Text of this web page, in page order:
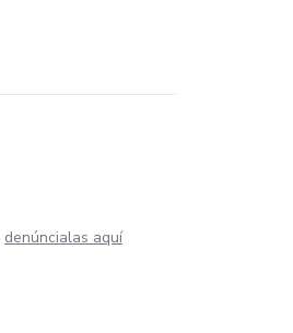
denúncialas aquí